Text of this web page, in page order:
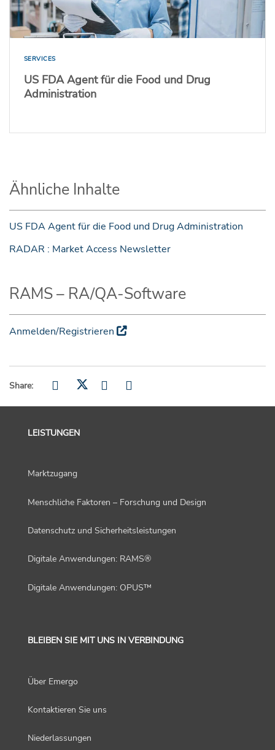
SERVICES
US FDA Agent für die Food und Drug
Administration
Ähnliche Inhalte
US FDA Agent für die Food und Drug Administration
RADAR : Market Access Newsletter
RAMS – RA/QA-Software
Anmelden/Registrieren
Share:
LEISTUNGEN
Marktzugang
Menschliche Faktoren – Forschung und Design
Datenschutz und Sicherheitsleistungen
Digitale Anwendungen: RAMS®
Digitale Anwendungen: OPUS™
BLEIBEN SIE MIT UNS IN VERBINDUNG
Über Emergo
Kontaktieren Sie uns
Niederlassungen